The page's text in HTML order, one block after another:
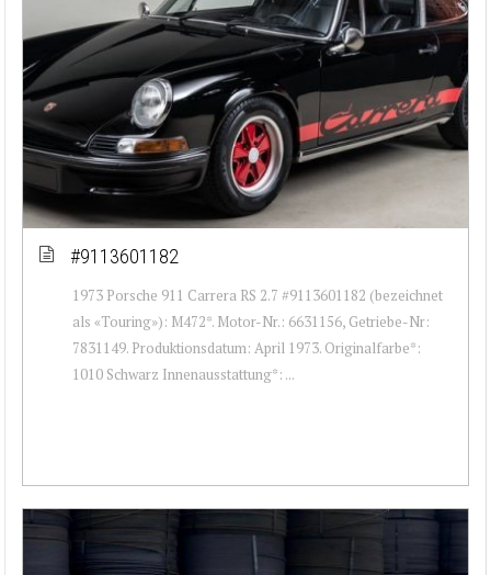
#9113601182
1973 Porsche 911 Carrera RS 2.7 #9113601182 (bezeichnet
als «Touring»): M472*. Motor-Nr.: 6631156, Getriebe-Nr:
7831149. Produktionsdatum: April 1973. Originalfarbe*:
1010 Schwarz Innenausstattung*: ...